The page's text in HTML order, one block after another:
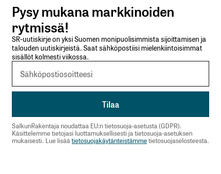
Sähköpostiosoitettasi ei julkaista.
Pakolliset
kentät on merkitty*
Kommentti*
Nimesi tai nimimerkkisi*
Pysy mukana markkinoiden
rytmissä!
SR-uutiskirje on yksi Suomen monipuolisimmista sijoittamisen ja
talouden uutiskirjeistä. Saat sähköpostiisi mielenkiintoisimmat
sisällöt kolmesti viikossa.
SalkunRakentaja noudattaa EU:n tietosuoja-asetusta (GDPR).
Käsittelemme tietojasi luottamuksellisesti ja tietosuoja-asetuksen
mukaisesti. Lue lisää tietosuojakäytänteistämmetietosuojaselosteesta.